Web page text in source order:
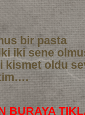
bir pasta
iki sene
kismet oldu
BURAYA